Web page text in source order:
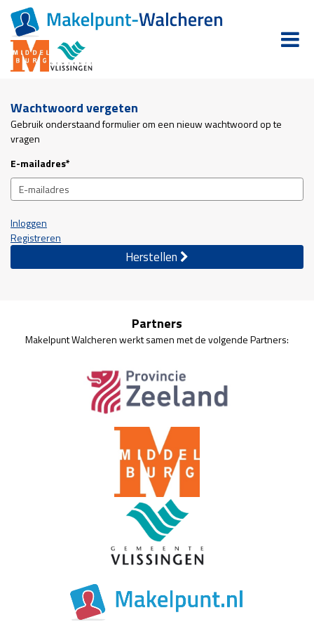
Wachtwoord vergeten
Gebruik onderstaand formulier om een nieuw wachtwoord op te
vragen
E-mailadres*
Inloggen
Registreren
Herstellen
Partners
Makelpunt Walcheren werkt samen met de volgende Partners: